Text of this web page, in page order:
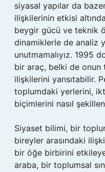
siyasal yapılar da
ilişkilerinin etkisi
beygir gücü ve teknik
dinamiklerle de analiz
unutmamalıyız. 1995
bir araç, belki de onun
ilişkilerini yansıtabilir.
toplumdaki yerlerini,
biçimlerini nasıl
Siyaset bilimi, bir
bireyler arasındaki
bir öğe birbirini
araba, bir toplumsal